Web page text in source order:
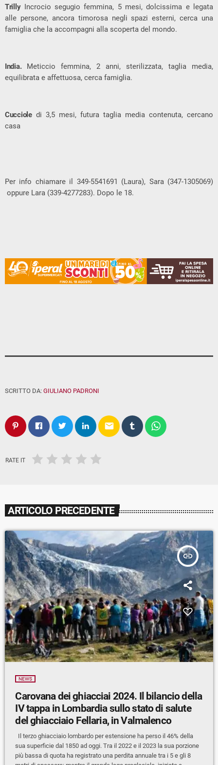
TrillyIncrocio segugio femmina, 5 mesi, dolcissima e legata
alle persone, ancora timorosa negli spazi esterni, cerca una
famiglia che la accompagni alla scoperta del mondo.
India.Meticcio femmina, 2 anni, sterilizzata, taglia media,
equilibrata e affettuosa, cerca famiglia.
Cuccioledi 3,5 mesi, futura taglia media contenuta, cercano
casa
Per info chiamare il 349-5541691 (Laura), Sara (347-1305069)
oppure Lara (339-4277283). Dopo le 18.
SCRITTO DA: GIULIANO PADRONI
email
RATE IT
ARTICOLO PRECEDENTE
insert_link
NEWS
Carovana dei ghiacciai 2024. Il bilancio della
IV tappa in Lombardia sullo stato di salute
del ghiacciaio Fellaria, in Valmalenco
Il terzo ghiacciaio lombardo per estensione ha perso il 46% della
sua superficie dal 1850 ad oggi. Tra il 2022 e il 2023 la sua porzione
più bassa di quota ha registrato una perdita annuale tra i 5 e gli 8